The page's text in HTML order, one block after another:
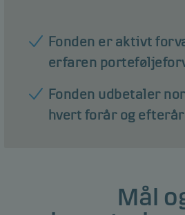
Fonden er aktivt
erfaren
Fonden udbetaler
hvert forår og efterår
Mål